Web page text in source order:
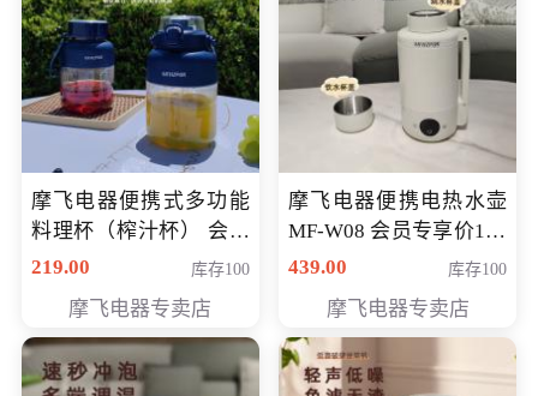
摩飞电器便携式多功能
料理杯（榨汁杯） 会员
专享价118元
219.00 库存100
摩飞电器专卖店
摩飞电器便携电热水壶
MF-W08 会员专享价198
元
439.00 库存100
摩飞电器专卖店